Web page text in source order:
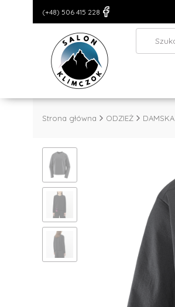
(+48) 506 415 228
Strona główna ODZIEŻ DAMSKA